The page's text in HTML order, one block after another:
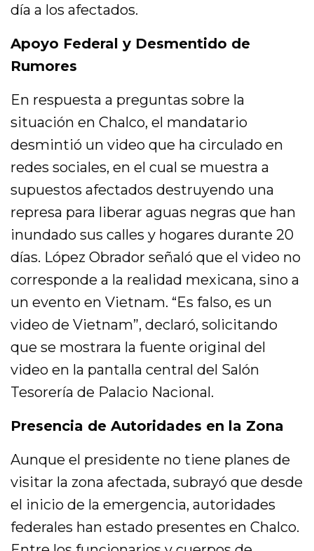
día a los afectados.
Apoyo Federal y Desmentido de
Rumores
En respuesta a preguntas sobre la
situación en Chalco, el mandatario
desmintió un video que ha circulado en
redes sociales, en el cual se muestra a
supuestos afectados destruyendo una
represa para liberar aguas negras que han
inundado sus calles y hogares durante 20
días. López Obrador señaló que el video no
corresponde a la realidad mexicana, sino a
un evento en Vietnam. “Es falso, es un
video de Vietnam”, declaró, solicitando
que se mostrara la fuente original del
video en la pantalla central del Salón
Tesorería de Palacio Nacional.
Presencia de Autoridades en la Zona
Aunque el presidente no tiene planes de
visitar la zona afectada, subrayó que desde
el inicio de la emergencia, autoridades
federales han estado presentes en Chalco.